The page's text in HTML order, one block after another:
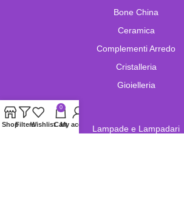
Bone China
Ceramica
Complementi Arredo
Cristalleria
Gioielleria
Lampade e Lampadari
ShopFiltersWishlist
0
CartMy account